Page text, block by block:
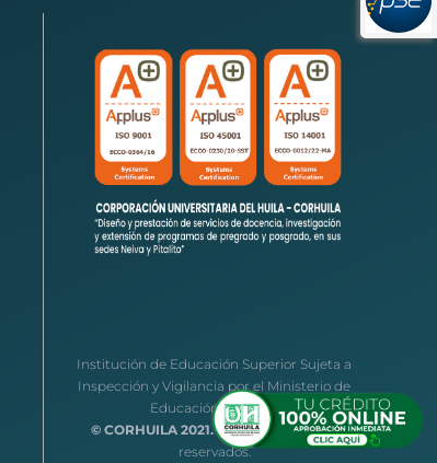
Institución de Educación Superior Sujeta a
Inspección y Vigilancia por el Ministerio de
Educación Nacional
© CORHUILA 2021.Todos los derechos
reservados.